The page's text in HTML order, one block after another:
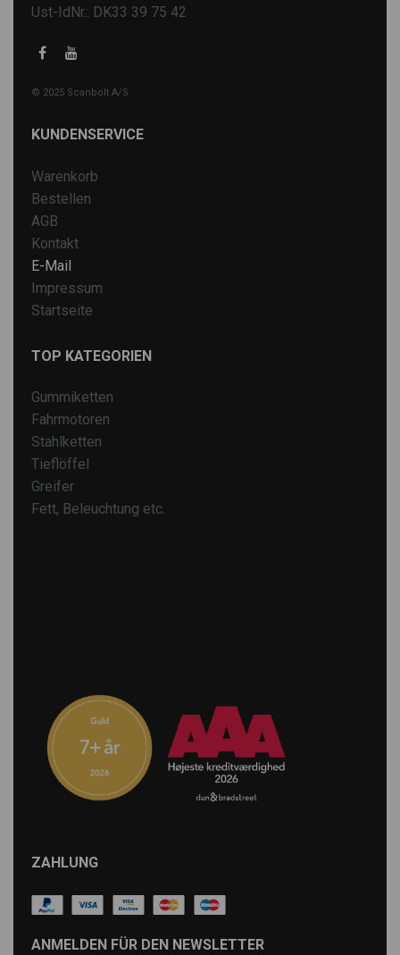
Ust-IdNr.: DK33 39 75 42
© 2025 Scanbolt A/S
KUNDENSERVICE
Warenkorb
Bestellen
AGB
Kontakt
E-Mail
Impressum
Startseite
TOP KATEGORIEN
Gummiketten
Fahrmotoren
Stahlketten
Tieflöffel
Greifer
Fett, Beleuchtung etc.
ZAHLUNG
ANMELDEN FÜR DEN NEWSLETTER